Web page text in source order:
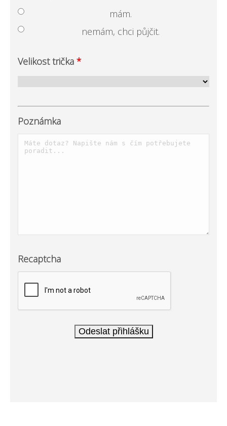
mám.
nemám, chci půjčit.
Velikost trička *
Poznámka
Recaptcha